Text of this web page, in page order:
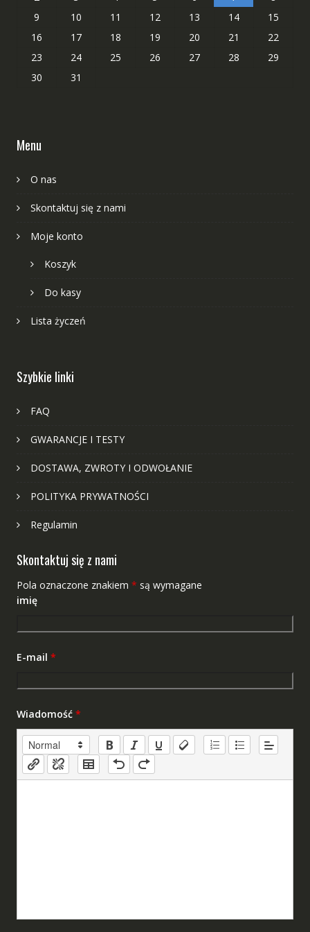
9
10 11 12 13 14
15
16
17 18 19 20 21
22
23
24 25 26 27 28
29
30
31
Menu
O nas
Skontaktuj się z nami
Moje konto
Koszyk
Do kasy
Lista życzeń
Szybkie linki
FAQ
GWARANCJE I TESTY
DOSTAWA, ZWROTY I ODWOŁANIE
POLITYKA PRYWATNOŚCI
Regulamin
Skontaktuj się z nami
Pola oznaczone znakiem * są wymagane
imię
E-mail *
Wiadomość *